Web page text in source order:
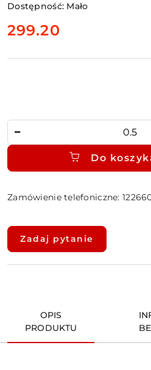
Dostępność: Mało
cena:
299.20
Do
Zamówienie telefoniczne:
Dostępność
dostawa
Zadaj pytanie
OPIS
PRODUKTU